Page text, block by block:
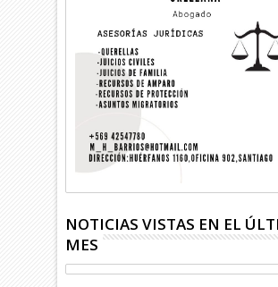
NOTICIAS VISTAS EN EL
MES